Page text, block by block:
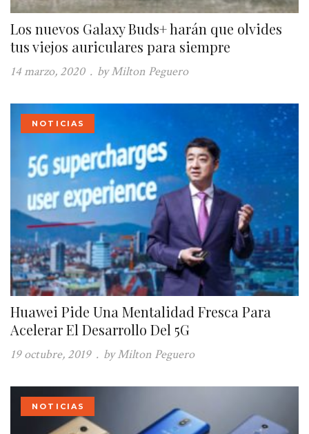
Los nuevos Galaxy Buds+ harán que olvides
tus viejos auriculares para siempre
14 marzo, 2020 . by Milton Peguero
NOTICIAS
Huawei Pide Una Mentalidad Fresca Para
Acelerar El Desarrollo Del 5G
19 octubre, 2019 . by Milton Peguero
NOTICIAS